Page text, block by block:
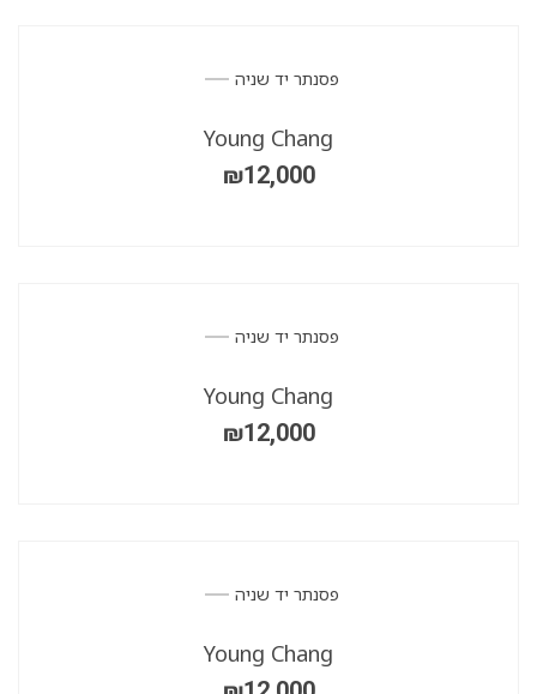
פסנתר יד שניה
Young Chang
₪12,000
פסנתר יד שניה
Young Chang
₪12,000
פסנתר יד שניה
Young Chang